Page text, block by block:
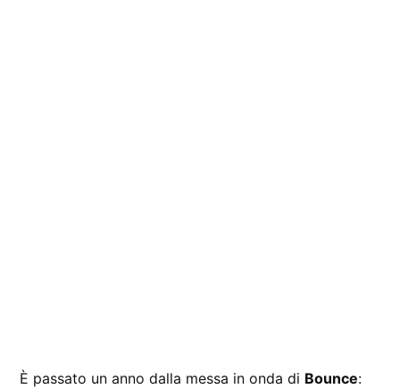
È passato un anno dalla messa in onda di Bounce: